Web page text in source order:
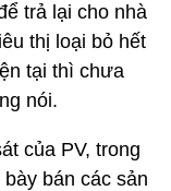
trả lại cho nhà
thị loại bỏ hết
tại thì chưa
nói.
của PV, trong
bán các sản